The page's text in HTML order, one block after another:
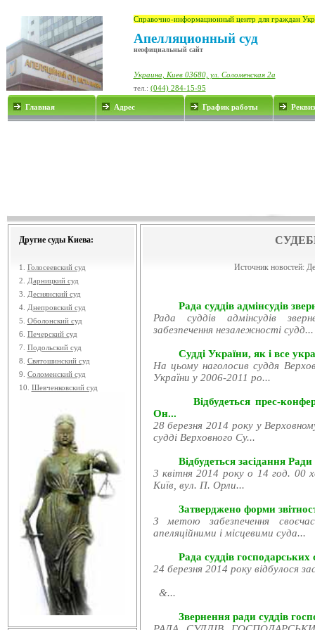
Справочно-информационный центр для граждан
Апелляционный суд
неофициальный сайт
Украина, Киев 03680, ул. Соломенская 2а
тел.: (044) 284-15-95
Главная Адрес График работы
Другие суды Киева:
1. Голосеевский суд
2.
Дарницкий суд
3.
Деснянский суд
4. Днепровский суд
5. Оболонский суд
6. Печерский суд
7. Подольский суд
8. Святошинский суд
9. Соломенский суд
10. Шевченковский суд
Источник новостей:
Рада суддів адмінсудів
Рада суддів адмінсудів
забезпечення незалежності судд...
Судді України, як і все
На цьому наголосив суддя
України у 2006-2011 ро...
Відбудеться прес-
Он...
28 березня 2014 року у
судді Верховного Су...
Відбудеться засідання
3 квітня 2014 року о 14 год. 00
Київ, вул. П. Орли...
Затверджено форми
З метою забезпечення
апеляційними і місцевими суда...
Рада суддів господарських
24 березня 2014 року відбулося
&...
Звернення ради суддів